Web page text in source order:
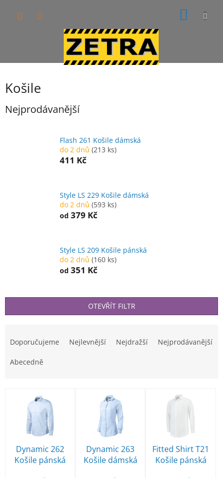
Košile
Nejprodávanější
Flash 261 Košile dámská
do 2 dnů (213 ks)
411 Kč
Style LS 229 Košile dámská
do 2 dnů (593 ks)
od 379 Kč
Style LS 209 Košile pánská
do 2 dnů (160 ks)
od 351 Kč
OTEVŘÍT FILTR
Doporučujeme Nejlevnější Nejdražší Nejprodávanější
Abecedně
Dynamic 262
Košile pánská
Dynamic 263
Košile dámská
Fitted Shirt T21
Košile pánská